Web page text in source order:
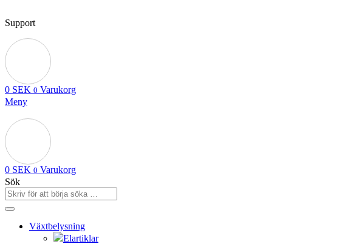
Support
0 SEK 0 Varukorg
Meny
0 SEK 0 Varukorg
Sök
Växtbelysning
Elartiklar